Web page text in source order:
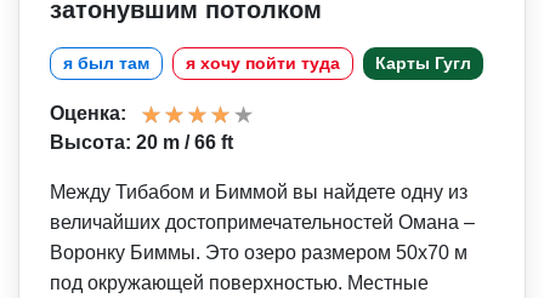
затонувшим потолком
я был там я хочу пойти туда Карты Гугл
Оценка:
Высота: 20 m / 66 ft
Между Тибабом и Биммой вы найдете одну из
величайших достопримечат­ельностей Омана –
Воронку Биммы. Это озеро размером 50х70 м
под окружающей поверхностью. Местные